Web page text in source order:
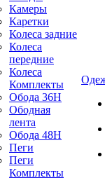
Камеры
Каретки
Колеса задние
Колеса
передние
Колеса
Комплекты
Обода 36H
Ободная
лента
Обода 48H
Пеги
Пеги
Комплекты